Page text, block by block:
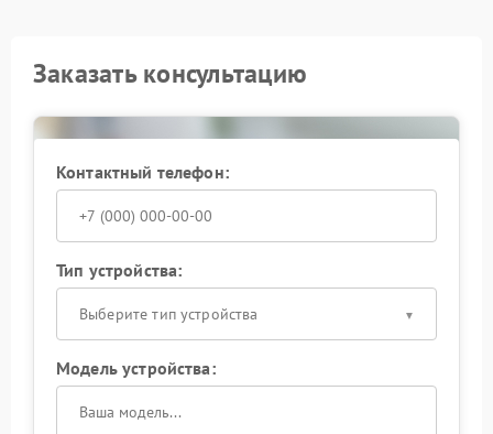
Заказать консультацию
Контактный телефон:
Тип устройства:
Выберите тип устройства
Модель устройства: